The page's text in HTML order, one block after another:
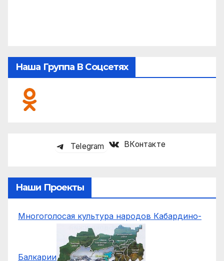
Наша Группа В Соцсетях
Telegram ВКонтакте
Наши Проекты
Многоголосая культура народов Кабардино-
Балкарии